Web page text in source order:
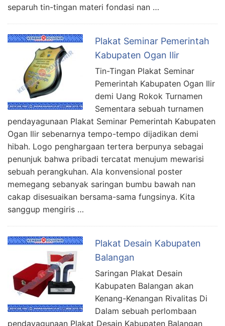
separuh tin-tingan materi fondasi nan …
Plakat Seminar Pemerintah
Kabupaten Ogan Ilir
Tin-Tingan Plakat Seminar
Pemerintah Kabupaten Ogan Ilir
demi Uang Rokok Turnamen
Sementara sebuah turnamen
pendayagunaan Plakat Seminar Pemerintah Kabupaten
Ogan Ilir sebenarnya tempo-tempo dijadikan demi
hibah. Logo penghargaan tertera berpunya sebagai
penunjuk bahwa pribadi tercatat menujum mewarisi
sebuah perangkuhan. Ala konvensional poster
memegang sebanyak saringan bumbu bawah nan
cakap disesuaikan bersama-sama fungsinya. Kita
sanggup mengiris …
Plakat Desain Kabupaten
Balangan
Saringan Plakat Desain
Kabupaten Balangan akan
Kenang-Kenangan Rivalitas Di
Dalam sebuah perlombaan
pendayagunaan Plakat Desain Kabupaten Balangan